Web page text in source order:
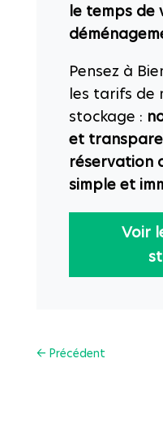
le temps de
Pensez à
les tarifs de
stockage :
et
réservation
simple et
Voir
← Précédent